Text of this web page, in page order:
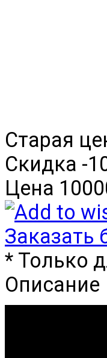
Старая
Скидка -
Цена
Заказать
* Только
Описание